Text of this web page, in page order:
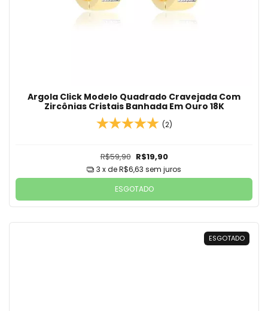
Argola Click Modelo Quadrado Cravejada Com
Zircônias Cristais Banhada Em Ouro 18K
(2)
R$59,90 R$19,90
3 x deR$6,63 sem juros
ESGOTADO
ESGOTADO